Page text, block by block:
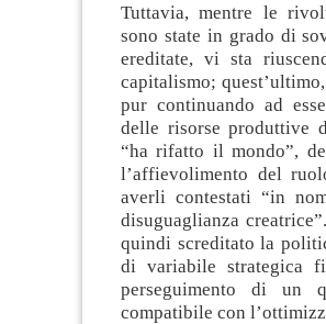
Tuttavia, mentre le
sono state in grado di
ereditate, vi sta
capitalismo;
pur continuando ad
delle risorse produttive
“ha rifatto il mondo”,
l’affievolimento del
averli contestati “in
disuguaglianza
quindi screditato la
di variabile strategica
perseguimento di un
compatibile con